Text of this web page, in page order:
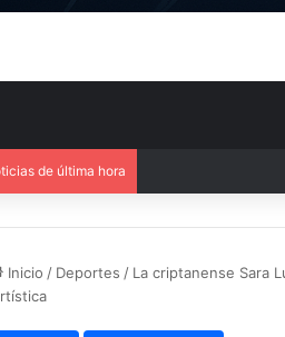
de última hora
Inicio / Deportes / La criptanense Sara